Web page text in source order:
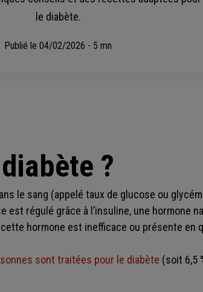
le diabète.
Publié le 04/02/2026 - 5 mn
?
le sang (appelé taux de glucose ou
est régulé grâce à l’insuline, une hormone
hormone est inefficace ou présente en
sont traitées pour le diabète (soit 6,5